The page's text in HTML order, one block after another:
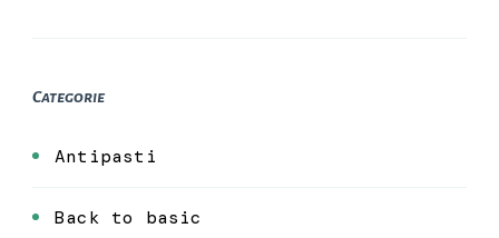
Categorie
Antipasti
Back to basic